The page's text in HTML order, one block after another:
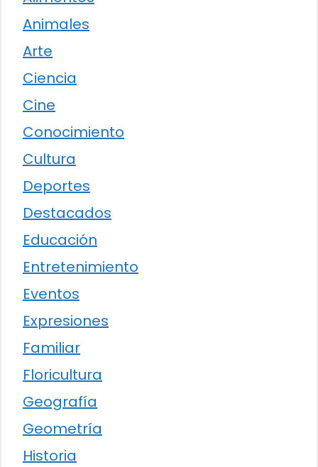
Animales
Arte
Ciencia
Cine
Conocimiento
Cultura
Deportes
Destacados
Educación
Entretenimiento
Eventos
Expresiones
Familiar
Floricultura
Geografía
Geometría
Historia